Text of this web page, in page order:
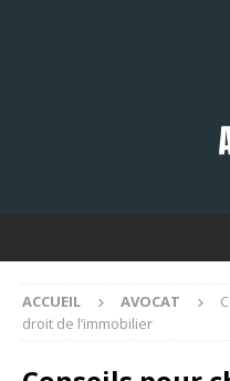
ACCUEIL AVOCAT
droit de l’immobilier